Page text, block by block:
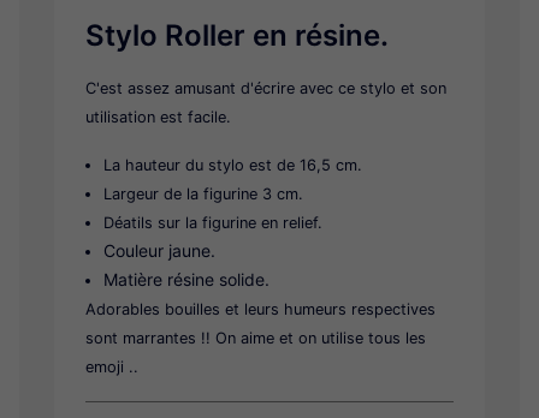
Stylo Roller en résine.
C'est assez amusant d'écrire avec ce stylo et son
utilisation est facile.
La hauteur du stylo est de 16,5 cm.
Largeur de la figurine 3 cm.
Déatils sur la figurine en relief.
Couleur jaune.
Matière résine solide.
Adorables bouilles et leurs humeurs respectives
sont marrantes !! On aime et on utilise tous les
emoji ..